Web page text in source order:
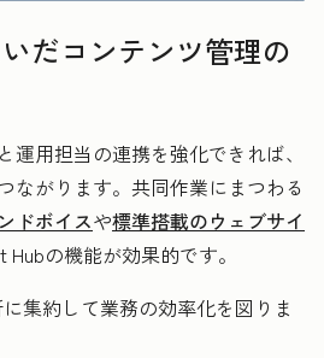
だコンテンツ管理の
運用担当の連携を強化できれば、
ながります。共同作業にまつわる
ドボイスや標準搭載のウェブサイ
の機能が効果的です。
集約して業務の効率化を図りま